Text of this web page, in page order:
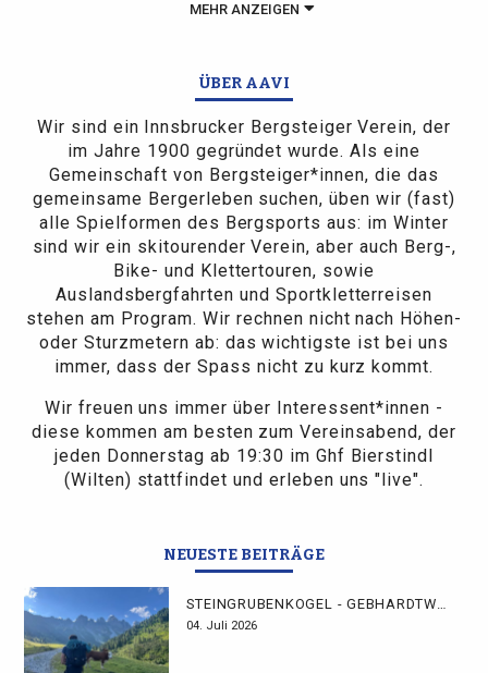
MEHR ANZEIGEN
ÜBER AAVI
Wir sind ein Innsbrucker Bergsteiger Verein, der
im Jahre 1900 gegründet wurde. Als eine
Gemeinschaft von Bergsteiger*innen, die das
gemeinsame Bergerleben suchen, üben wir (fast)
alle Spielformen des Bergsports aus: im Winter
sind wir ein skitourender Verein, aber auch Berg-,
Bike- und Klettertouren, sowie
Auslandsbergfahrten und Sportkletterreisen
stehen am Program. Wir rechnen nicht nach Höhen-
oder Sturzmetern ab: das wichtigste ist bei uns
immer, dass der Spass nicht zu kurz kommt.
Wir freuen uns immer über Interessent*innen -
diese kommen am besten zum Vereinsabend, der
jeden Donnerstag ab 19:30 im Ghf Bierstindl
(Wilten) stattfindet und erleben uns "live".
NEUESTE BEITRÄGE
04. Juli 2026